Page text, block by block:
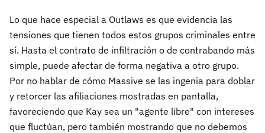
Lo que hace especial a Outlaws es que evidencia las
tensiones que tienen todos estos grupos criminales entre
sí. Hasta el contrato de infiltración o de contrabando más
simple, puede afectar de forma negativa a otro grupo.
Por no hablar de cómo Massive se las ingenia para doblar
y retorcer las afiliaciones mostradas en pantalla,
favoreciendo que Kay sea un "agente libre" con intereses
que fluctúan, pero también mostrando que no debemos